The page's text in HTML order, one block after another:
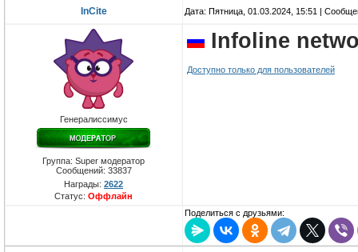
InCite Дата: Пятница, 01.03.2024, 15:51 |
Генералиссимус
Группа: Super модератор
Сообщений: 33837
Награды: 2622
Статус: Оффлайн
Infoline
Доступно только для пользователей
Поделиться с друзьями: